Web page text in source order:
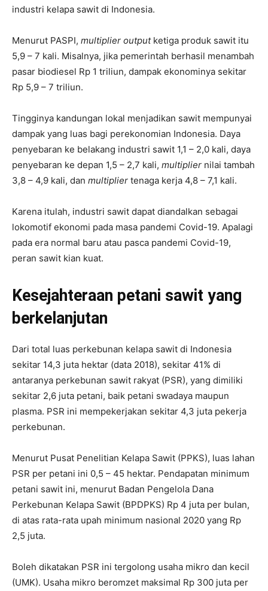
industri kelapa sawit di Indonesia.
Menurut PASPI, multiplier outputketiga produk sawit itu
5,9 – 7 kali. Misalnya, jika pemerintah berhasil menambah
pasar biodiesel Rp 1 triliun, dampak ekonominya sekitar
Rp 5,9 – 7 triliun.
Tingginya kandungan lokal menjadikan sawit mempunyai
dampak yang luas bagi perekonomian Indonesia. Daya
penyebaran ke belakang industri sawit 1,1 – 2,0 kali, daya
penyebaran ke depan 1,5 – 2,7 kali, multiplier nilai tambah
3,8 – 4,9 kali, dan multiplier tenaga kerja 4,8 – 7,1 kali.
Karena itulah, industri sawit dapat diandalkan sebagai
lokomotif ekonomi pada masa pandemi Covid-19. Apalagi
pada era normal baru atau pasca pandemi Covid-19,
peran sawit kian kuat.
Kesejahteraan petani sawit yang
berkelanjutan
Dari total luas perkebunan kelapa sawit di Indonesia
sekitar 14,3 juta hektar (data 2018), sekitar 41% di
antaranya perkebunan sawit rakyat (PSR), yang dimiliki
sekitar 2,6 juta petani, baik petani swadaya maupun
plasma. PSR ini mempekerjakan sekitar 4,3 juta pekerja
perkebunan.
Menurut Pusat Penelitian Kelapa Sawit (PPKS), luas lahan
PSR per petani ini 0,5 – 45 hektar. Pendapatan minimum
petani sawit ini, menurut Badan Pengelola Dana
Perkebunan Kelapa Sawit (BPDPKS) Rp 4 juta per bulan,
di atas rata-rata upah minimum nasional 2020 yang Rp
2,5 juta.
Boleh dikatakan PSR ini tergolong usaha mikro dan kecil
(UMK). Usaha mikro beromzet maksimal Rp 300 juta per